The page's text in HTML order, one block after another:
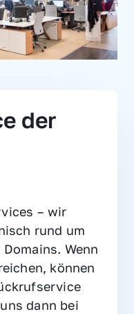
der
– wir
rund um
Wenn
können
dann bei